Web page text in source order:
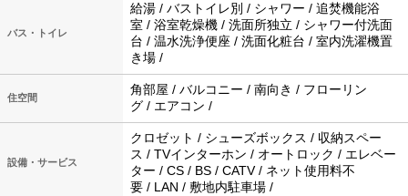
バス・トイレ
給湯 / バストイレ別 / シャワー / 追焚機能浴
室 / 浴室乾燥機 / 洗面所独立 / シャワー付洗面
台 / 温水洗浄便座 / 洗面化粧台 / 室内洗濯機置
き場 /
住空間
角部屋 / バルコニー / 南向き / フローリン
グ / エアコン /
設備・サービス
クロゼット / シューズボックス / 収納スペー
ス / TVインターホン / オートロック / エレベー
ター / CS / BS / CATV / ネット使用料不
要 / LAN / 敷地内駐車場 /